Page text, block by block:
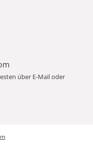
über E-Mail oder